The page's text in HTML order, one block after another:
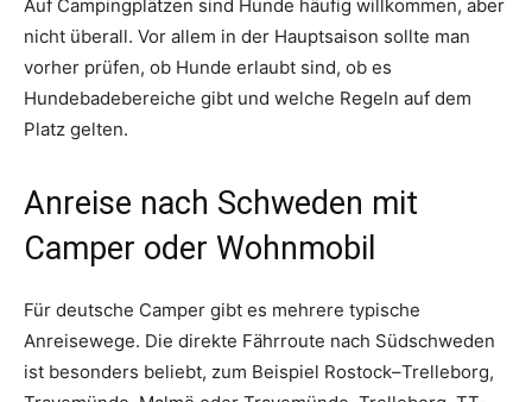
Auf Campingplätzen sind Hunde häufig willkommen, aber
nicht überall. Vor allem in der Hauptsaison sollte man
vorher prüfen, ob Hunde erlaubt sind, ob es
Hundebadebereiche gibt und welche Regeln auf dem
Platz gelten.
Anreise nach Schweden mit
Camper oder Wohnmobil
Für deutsche Camper gibt es mehrere typische
Anreisewege. Die direkte Fährroute nach Südschweden
ist besonders beliebt, zum Beispiel Rostock–Trelleborg,